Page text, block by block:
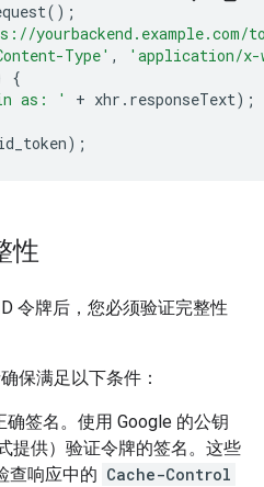
();
yourbackend.example.com/
Type' ,
'application/x-
{
as: ' + xhr . responseText);
);
性
令牌后，您必须验证完整性
保满足以下条件：
确签名。使用 Google 的公钥
提供）验证令牌的签名。这些
查响应中的 Cache-Control